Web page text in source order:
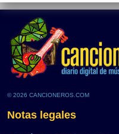
© 2026 CANCIONEROS.COM
Notas legales